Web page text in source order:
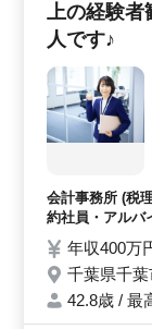
重視する方に
内という立地
す。さらに残
なく働くこ
理士事務所は
スであり、女
ています。経
した環境でキ
上の経験者
人です♪
会計事務所 (税
約社員・アルバ
年収400万
千葉県千
42.8歳 / 最